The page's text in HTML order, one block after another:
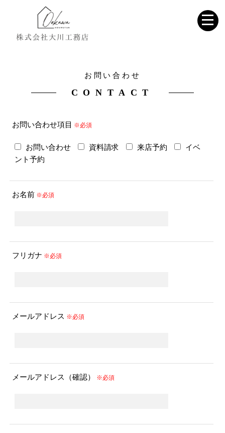
お問い合わせ
CONTACT
お問い合わせ項目 ※必須
お問い合わせ 資料請求 来店予約
イベ
ント予約
お名前※必須
フリガナ ※必須
メールアドレス ※必須
メールアドレス（確認） ※必須